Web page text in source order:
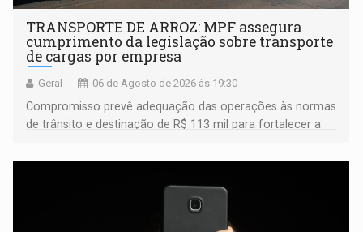
TRANSPORTE DE ARROZ: MPF assegura
cumprimento da legislação sobre transporte
de cargas por empresa
Geral 06 de Agosto de 2026 às 19:30
Compromisso prevê adequação das operações às normas
de trânsito e destinação de R$ 113 mil para fortalecer a